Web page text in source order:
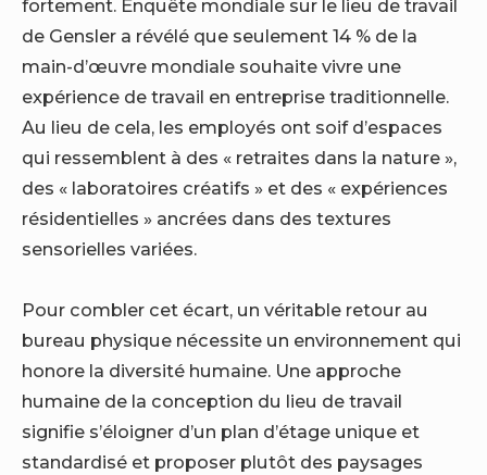
fortement. Enquête mondiale sur le lieu de travail
de Gensler a révélé que seulement 14 % de la
main-d’œuvre mondiale souhaite vivre une
expérience de travail en entreprise traditionnelle.
Au lieu de cela, les employés ont soif d’espaces
qui ressemblent à des « retraites dans la nature »,
des « laboratoires créatifs » et des « expériences
résidentielles » ancrées dans des textures
sensorielles variées.
Pour combler cet écart, un véritable retour au
bureau physique nécessite un environnement qui
honore la diversité humaine. Une approche
humaine de la conception du lieu de travail
signifie s’éloigner d’un plan d’étage unique et
standardisé et proposer plutôt des paysages